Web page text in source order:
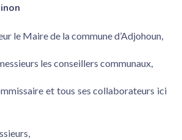
le Mairede la commune d’Adjohoun,
les conseillers communaux,
et tous ses collaborateurs ici